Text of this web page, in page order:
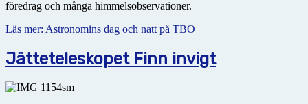
föredrag och många himmelsobservationer.
Läs mer: Astronomins dag och natt på TBO
Jätteteleskopet Finn invigt